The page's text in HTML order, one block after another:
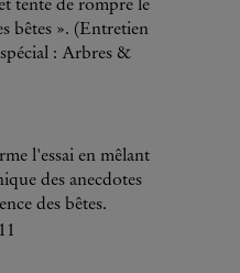
tente de rompre le
bêtes ». (Entretien
: Arbres &
l'essai en mêlant
des anecdotes
des bêtes.